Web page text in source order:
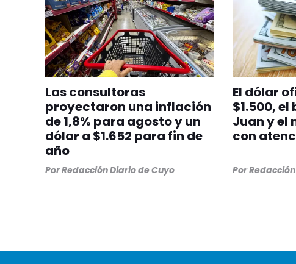
Las consultoras
proyectaron una inflación
de 1,8% para agosto y un
dólar a $1.652 para fin de
año
PorRedacción Diario de Cuyo
El dólar
$1.500, el
Juan y el
con
Por